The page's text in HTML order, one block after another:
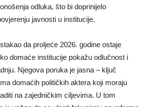
odluka, što bi doprinijelo
javnosti u institucije.
da proljeće 2026. godine ostaje
domaće institucije pokažu odlučnost i
Njegova poruka je jasna – ključ
domaćih političkih aktera koji moraju
na zajedničkim ciljevima. U tom